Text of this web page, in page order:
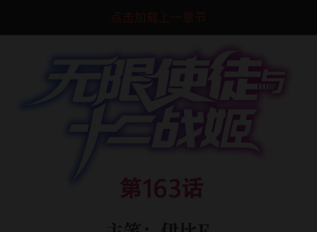
点击加载上一章节